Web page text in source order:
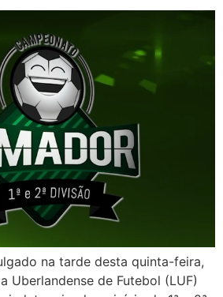
na tarde desta quinta-feira,
Uberlandense de Futebol (LUF)